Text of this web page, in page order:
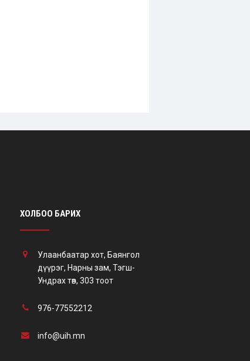
ХОЛБОО БАРИХ
Улаанбаатар хот, Баянгол
дүүрэг, Нарны зам, Тэгш-
Ундрах төв, 303 тоот
976-77552212
info@uih.mn